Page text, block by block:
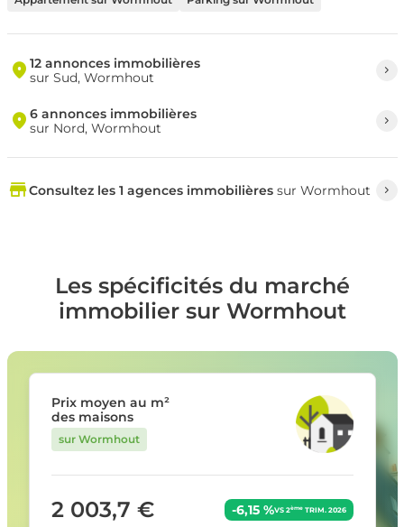
12 annonces immobilières
sur Sud, Wormhout
6 annonces immobilières
sur Nord, Wormhout
Consultez les 1 agences immobilièressur Wormhout
Les spécificités du marché
immobilier sur Wormhout
Prix moyen au m²
des maisons
sur Wormhout
2 003,7 € -6,15 %VS 2èmeTRIM. 2026